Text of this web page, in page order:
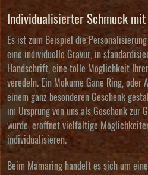
Individualisierter Schmuck mit
Es ist zum Beispiel die
eine individuelle Gravur, in
Handschrift, eine tolle Möglichkeit
veredeln. Ein Mokume Gane Ring, oder
einem ganz besonderen Geschenk
im Ursprung von uns als Geschenk zur
wurde, eröffnet vielfältige
individualisieren.
Beim Mamaring handelt es sich um